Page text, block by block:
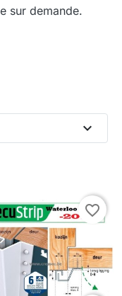
sur demande.
expand_more
favorite_border